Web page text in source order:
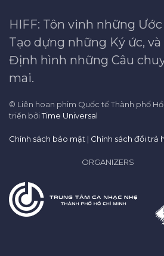
HIFF: Tôn vinh những
Tạo dựng những Ký ức, và
Định hình những Câu
mai.
© Liên hoan phim Quốc tế Thành phố
triển bởiTime Universal
Chính sách bảo mật | Chính sách đổi trả
ORGANIZERS